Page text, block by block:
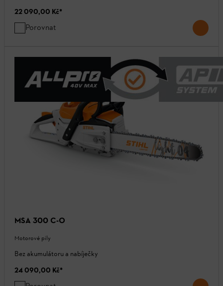
22 090,00 Kč*
Porovnat
MSA 300 C-O
Motorové pily
Bez akumulátoru a nabíječky
24 090,00 Kč*